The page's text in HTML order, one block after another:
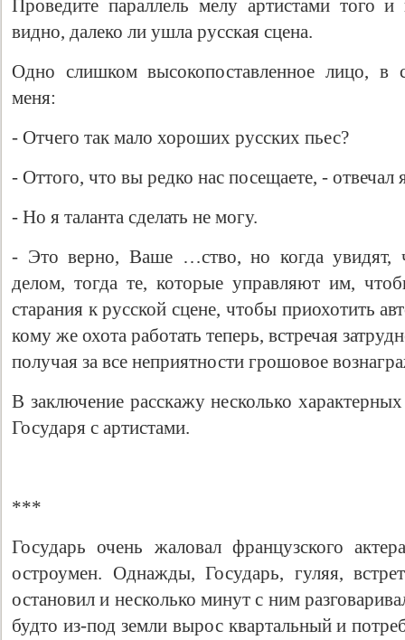
Проведите параллель мелу артистами того
видно, далеко ли ушла русская сцена.
Одно слишком высокопоставленное лицо, в
меня:
- Отчего так мало хороших русских пьес?
- Оттого, что вы редко нас посещаете, - отвечал
- Но я таланта сделать не могу.
- Это верно, Ваше …ство, но когда увидят,
делом, тогда те, которые управляют им,
старания к русской сцене, чтобы приохотить
кому же охота работать теперь, встречая
получая за все неприятности грошовое
В заключение расскажу несколько
Государя с артистами.
***
Государь очень жаловал французского
остроумен. Однажды, Государь, гуляя,
остановил и несколько минут с ним
будто из-под земли вырос квартальный и